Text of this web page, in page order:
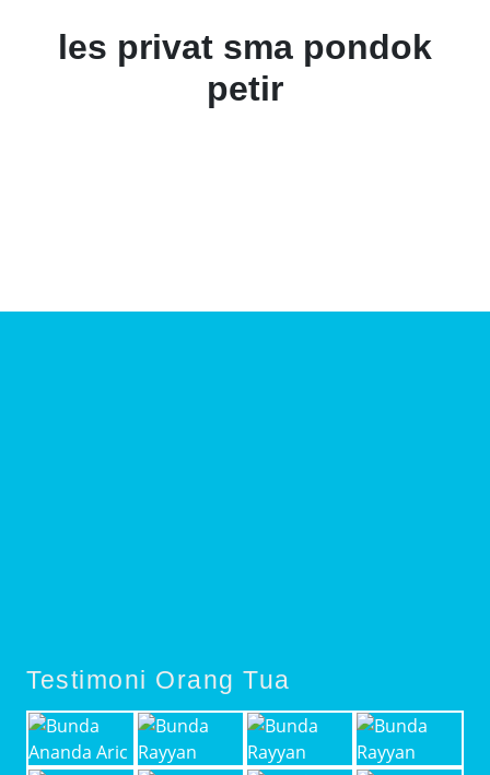
les privat sma pondok
petir
Testimoni Orang Tua